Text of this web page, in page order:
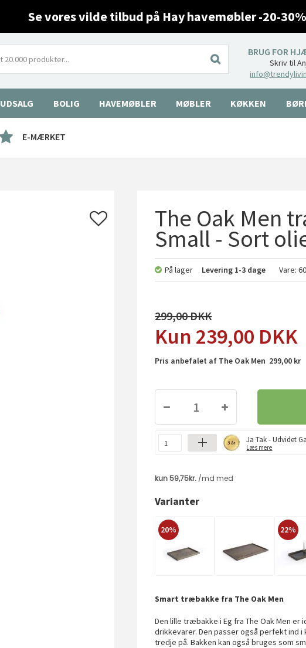
Se vores vilde tilbud på Hay havemøbler -20-
BRUG FOR
Skriv til
UDSALG BOLIG HAVEMØBLER MØBLER KØKKEN
E-MÆRKET
The Oak Men
Small - Sort
På lager Levering 1-3 dage Vare:
299,00
239,00 DKK
Pris anbefalet af The Oak Men 299,00 kr
Ja Tak - Udvidet
Læs mere
Varianter
20% 22%
Smart træbakke fra The Oak Men
Den lille træbakke i Eg fra The Oak Men
drikkevarer. Den passer også perfekt ind
tredje på. Bakken kan også bruges som